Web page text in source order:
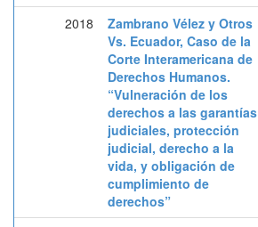
2018
Zambrano Vélez y Otros
Vs. Ecuador, Caso de la
Corte Interamericana de
Derechos Humanos.
“Vulneración de los
derechos a las garantías
judiciales, protección
judicial, derecho a la
vida, y obligación de
cumplimiento de
derechos”